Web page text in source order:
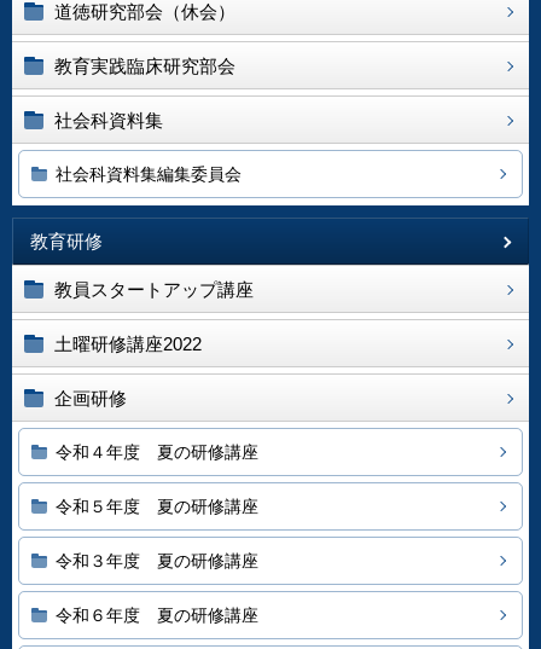
道徳研究部会（休会）
教育実践臨床研究部会
社会科資料集
社会科資料集編集委員会
教育研修
教員スタートアップ講座
土曜研修講座2022
企画研修
令和４年度 夏の研修講座
令和５年度 夏の研修講座
令和３年度 夏の研修講座
令和６年度 夏の研修講座